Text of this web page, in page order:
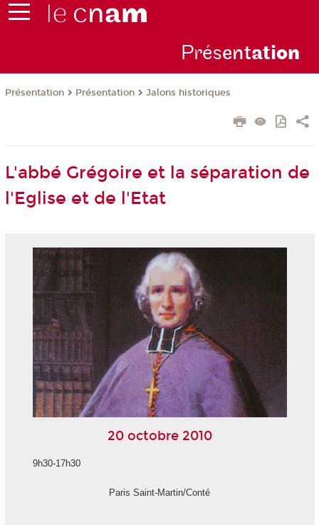
Présentation
Présentation Présentation Jalons historiques
L'abbé Grégoire et la séparation de
l'Eglise et de l'Etat
20 octobre 2010
9h30-17h30
Paris Saint-Martin/Conté